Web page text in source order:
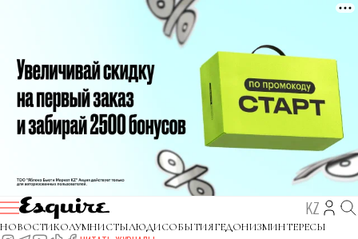
KZ
НОВОСТИКОЛУМНИСТЫЛЮДИСОБЫТИЯГЕДОНИЗМИНТЕРЕСЫ